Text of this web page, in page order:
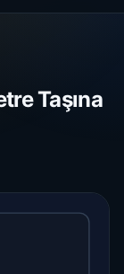
Taşına